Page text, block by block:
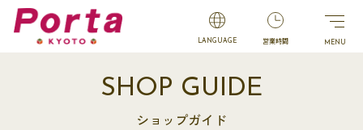
LANGUAGE 営業時間
SHOP GUIDE
ショップガイド